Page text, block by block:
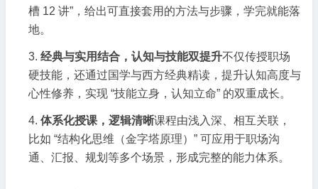
槽 12 讲”，给出可直接套用的方法与步骤，学完就能落
地。
经典与实用结合，认知与技能双提升不仅传授职场
硬技能，还通过国学与西方经典精读，提升认知高度与
心性修养，实现 “技能立身，认知立命” 的双重成长。
体系化授课，逻辑清晰课程由浅入深、相互关联，
比如 “结构化思维（金字塔原理）” 可应用于职场沟
通、汇报、规划等多个场景，形成完整的能力体系。